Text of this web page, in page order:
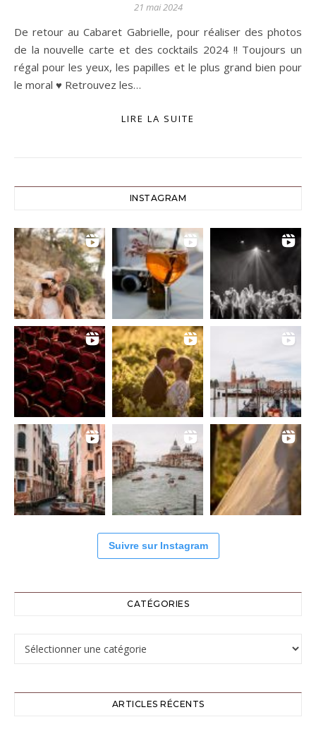
21 mai 2024
De retour au Cabaret Gabrielle, pour réaliser des photos
de la nouvelle carte et des cocktails 2024 !! Toujours un
régal pour les yeux, les papilles et le plus grand bien pour
le moral ♥️ Retrouvez les…
LIRE LA SUITE
INSTAGRAM
Suivre sur Instagram
CATÉGORIES
Catégories
ARTICLES RÉCENTS